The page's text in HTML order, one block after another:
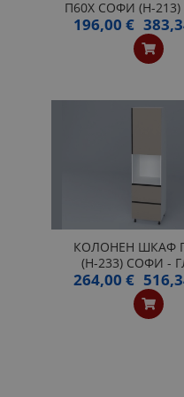
П60Х СОФИ (H-
196,00 €
КОЛОНЕН ШКАФ
(H-233) СОФИ -
264,00 €